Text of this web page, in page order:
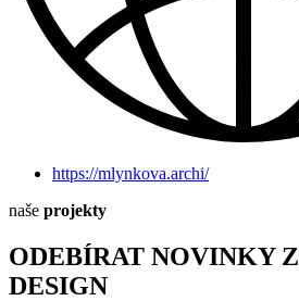
https://mlynkova.archi/
naše projekty
ODEBÍRAT NOVINKY
DESIGN